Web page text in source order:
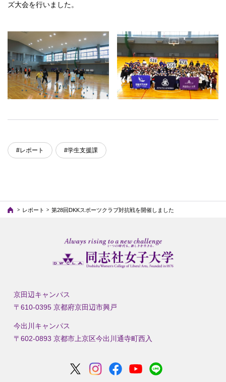
ズ大会を行いました。
#レポート #学生支援課
レポート 第28回DKKスポーツクラブ対抗戦を開催しました
京田辺キャンパス
〒610-0395 京都府京田辺市興戸
今出川キャンパス
〒602-0893 京都市上京区今出川通寺町西入